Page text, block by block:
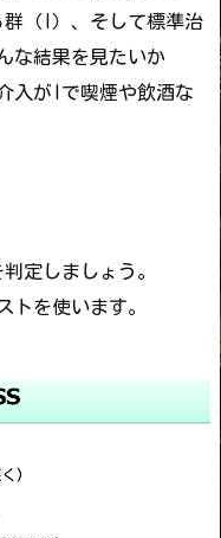
（I）、そして標準治
な結果を見たいか
入がIで喫煙や飲酒な
定しましょう。
トを使います。